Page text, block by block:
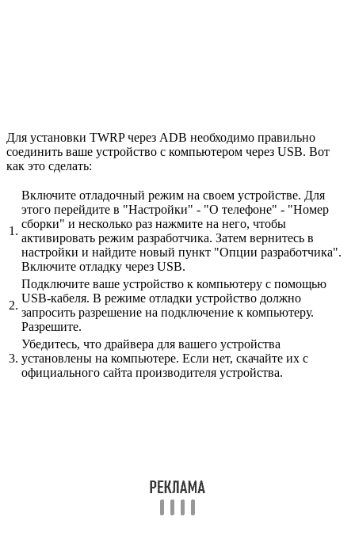
Для установки TWRP через ADB необходимо правильно
соединить ваше устройство с компьютером через USB. Вот
как это сделать:
1.
Включите отладочный режим на своем устройстве. Для
этого перейдите в "Настройки" - "О телефоне" - "Номер
сборки" и несколько раз нажмите на него, чтобы
активировать режим разработчика. Затем вернитесь в
настройки и найдите новый пункт "Опции разработчика".
Включите отладку через USB.
2.
Подключите ваше устройство к компьютеру с помощью
USB-кабеля. В режиме отладки устройство должно
запросить разрешение на подключение к компьютеру.
Разрешите.
3.
Убедитесь, что драйвера для вашего устройства
установлены на компьютере. Если нет, скачайте их с
официального сайта производителя устройства.